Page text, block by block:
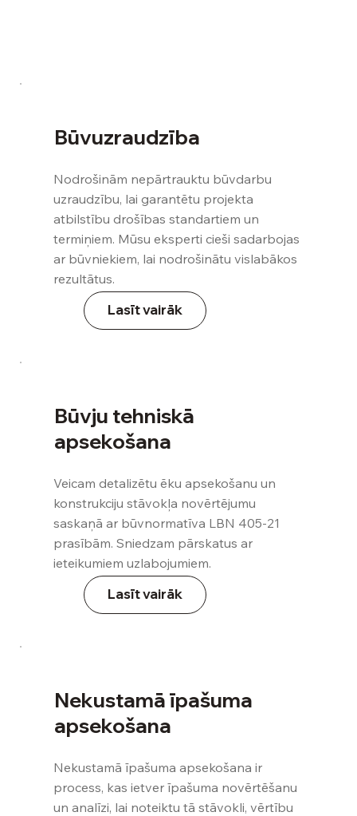
Būvuzraudzība
Nodrošinām nepārtrauktu būvdarbu
uzraudzību, lai garantētu projekta
atbilstību drošības standartiem un
termiņiem. Mūsu eksperti cieši sadarbojas
ar būvniekiem, lai nodrošinātu vislabākos
rezultātus.
Lasīt vairāk
Būvju tehniskā
apsekošana
Veicam detalizētu ēku apsekošanu un
konstrukciju stāvokļa novērtējumu
saskaņā ar būvnormatīva LBN 405-21
prasībām. Sniedzam pārskatus ar
ieteikumiem uzlabojumiem.
Lasīt vairāk
Nekustamā īpašuma
apsekošana
Nekustamā īpašuma apsekošana ir
process, kas ietver īpašuma novērtēšanu
un analīzi, lai noteiktu tā stāvokli, vērtību